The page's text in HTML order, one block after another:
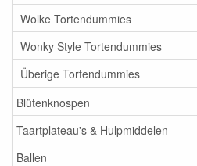
Wolke Tortendummies
Wonky Style Tortendummies
Überige Tortendummies
Blütenknospen
Taartplateau's & Hulpmiddelen
Ballen